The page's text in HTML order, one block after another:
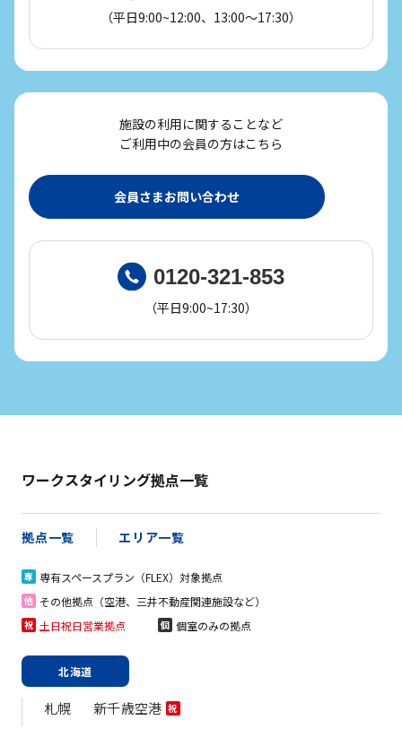
（平日9:00~12:00、13:00～17:30）
施設の利用に関することなど
ご利用中の会員の方はこちら
会員さまお問い合わせ
0120-321-853
（平日9:00~17:30）
ワークスタイリング拠点一覧
拠点一覧 エリア一覧
専 専有スペースプラン（FLEX）対象拠点
他 その他拠点（空港、三井不動産関連施設など）
祝 土日祝日営業拠点 個 個室のみの拠点
北海道
札幌 新千歳空港 祝